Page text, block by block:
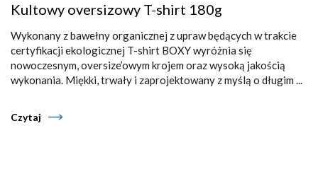
Kultowy oversizowy T-shirt 180g
Wykonany z bawełny organicznej z upraw będących w trakcie
certyfikacji ekologicznej T-shirt BOXY wyróżnia się
nowoczesnym, oversize’owym krojem oraz wysoką jakością
wykonania. Miękki, trwały i zaprojektowany z myślą o długim ...
Czytaj